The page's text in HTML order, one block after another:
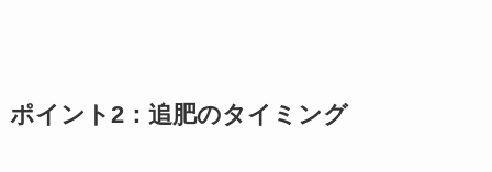
ポイント2：追肥のタイミング